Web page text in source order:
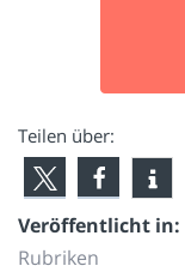
Teilen über:
Veröffentlicht in:
Rubriken